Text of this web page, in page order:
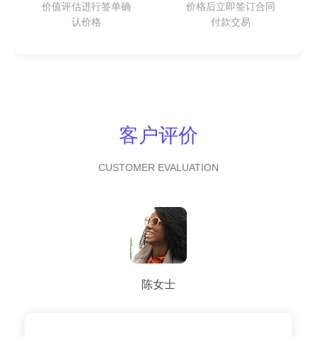
价值评估进行签单确
认价格
价格后立即签订合同
付款交易
客户评价
CUSTOMER EVALUATION
陈女士